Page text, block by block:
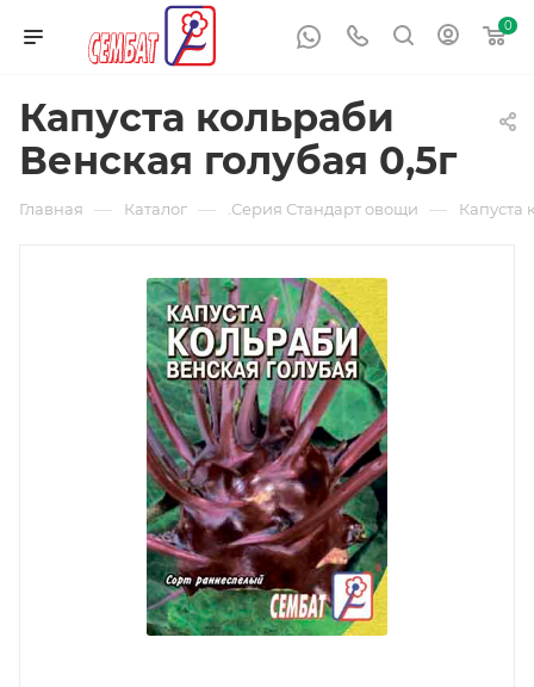
0
Капуста кольраби
Венская голубая 0,5г
Главная — Каталог — .Серия Стандарт овощи — Капуста